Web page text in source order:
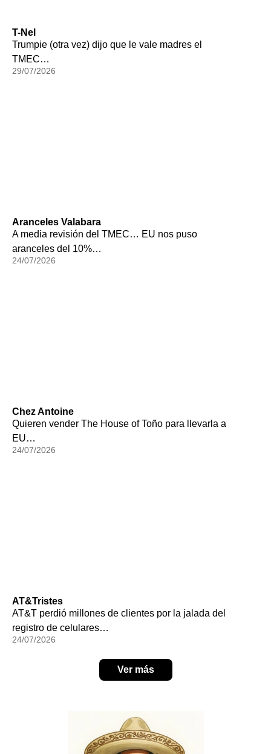
T-Nel
Trumpie (otra vez) dijo que le vale madres el
TMEC…
29/07/2026
Aranceles Valabara
A media revisión del TMEC… EU nos puso
aranceles del 10%…
24/07/2026
Chez Antoine
Quieren vender The House of Toño para llevarla a
EU…
24/07/2026
AT&Tristes
AT&T perdió millones de clientes por la jalada del
registro de celulares…
24/07/2026
Ver más